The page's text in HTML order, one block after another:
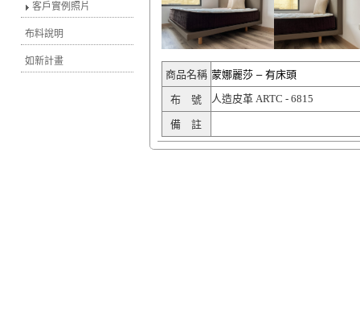
客戶實例照片
布料說明
如新計畫
商品名稱 蒙娜麗莎 – 有床頭
布 號 人造皮革 ARTC - 6815
備 註